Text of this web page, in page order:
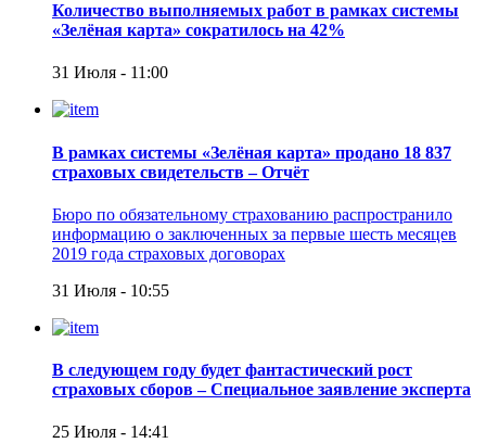
Количество выполняемых работ в рамках системы
«Зелёная карта» сократилось на 42%
31 Июля - 11:00
В рамках системы «Зелёная карта» продано 18 837
страховых свидетельств – Отчёт
Бюро по обязательному страхованию распространило
информацию о заключенных за первые шесть месяцев
2019 года страховых договорах
31 Июля - 10:55
В следующем году будет фантастический рост
страховых сборов – Специальное заявление эксперта
25 Июля - 14:41